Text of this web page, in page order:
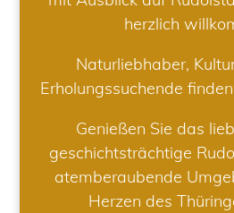
herzlich
Naturliebhaber,
Erholungssuchende
Genießen Sie das
geschichtsträchtige
atemberaubende
Herzen des